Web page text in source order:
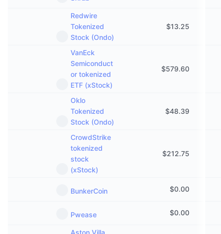
Redwire
Tokenized
Stock (Ondo)
$13.25
VanEck
Semiconduct
or tokenized
ETF (xStock)
$579.60
Oklo
Tokenized
Stock (Ondo)
$48.39
CrowdStrike
tokenized
stock
(xStock)
$212.75
BunkerCoin $0.00
Pwease $0.00
Aston Villa